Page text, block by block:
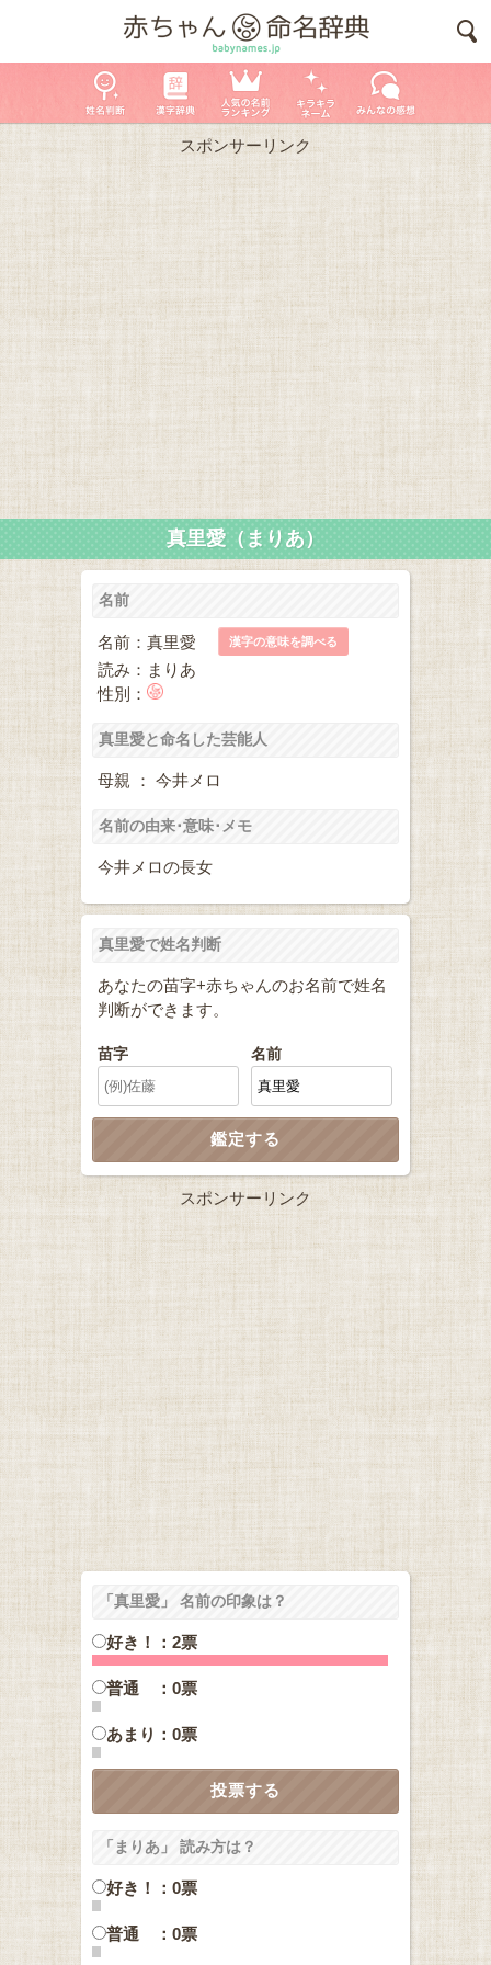
スポンサーリンク
真里愛（まりあ）
名前
名前：真里愛 漢字の意味を調べる
読み：まりあ
性別：
真里愛と命名した芸能人
母親 ： 今井メロ
名前の由来･意味･メモ
今井メロの長女
真里愛で姓名判断
あなたの苗字+赤ちゃんのお名前で姓名
判断ができます。
苗字 名前
スポンサーリンク
「真里愛」 名前の印象は？
好き！：2票
普通 ：0票
あまり：0票
「まりあ」 読み方は？
好き！：0票
普通 ：0票